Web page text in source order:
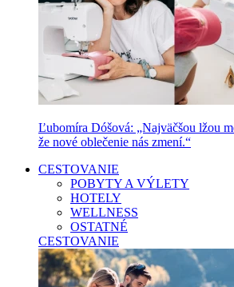
Ľubomíra Dóšová: „Najväčšou lžou
že nové oblečenie nás zmení.“
CESTOVANIE
POBYTY A VÝLETY
HOTELY
WELLNESS
OSTATNÉ
CESTOVANIE